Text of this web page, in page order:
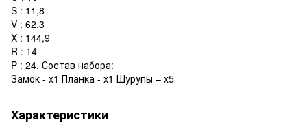
S : 11,8
V : 62,3
X : 144,9
R : 14
P : 24. Состав набора:
Замок - х1 Планка - х1 Шурупы – х5
Характеристики